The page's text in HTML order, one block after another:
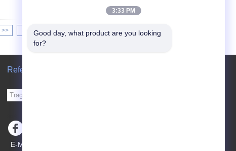
>> >|
Referenzen
E-Mail
3:33 PM
Good day, what product are you looking
for?